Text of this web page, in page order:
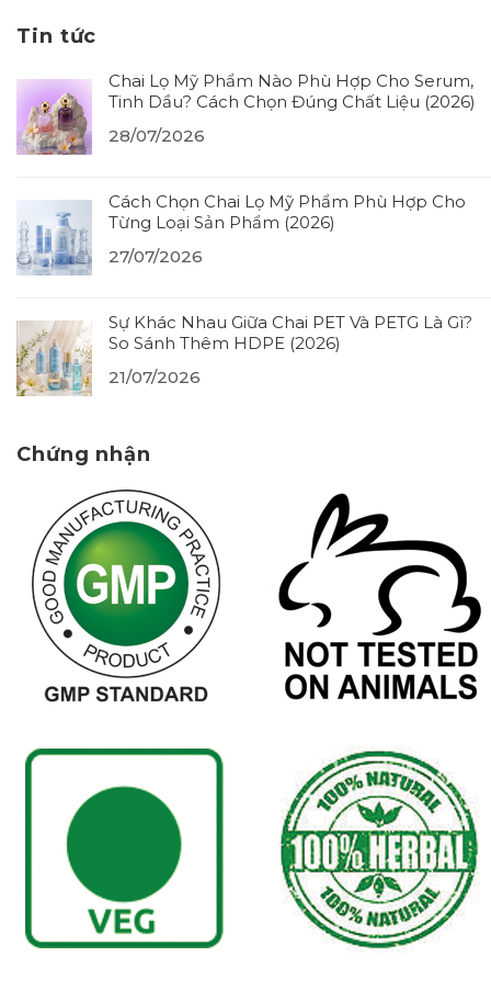
Tin tức
Chai Lọ Mỹ Phẩm Nào Phù Hợp Cho Serum,
Tinh Dầu? Cách Chọn Đúng Chất Liệu (2026)
28/07/2026
Cách Chọn Chai Lọ Mỹ Phẩm Phù Hợp Cho
Từng Loại Sản Phẩm (2026)
27/07/2026
Sự Khác Nhau Giữa Chai PET Và PETG Là Gì?
So Sánh Thêm HDPE (2026)
21/07/2026
Chứng nhận